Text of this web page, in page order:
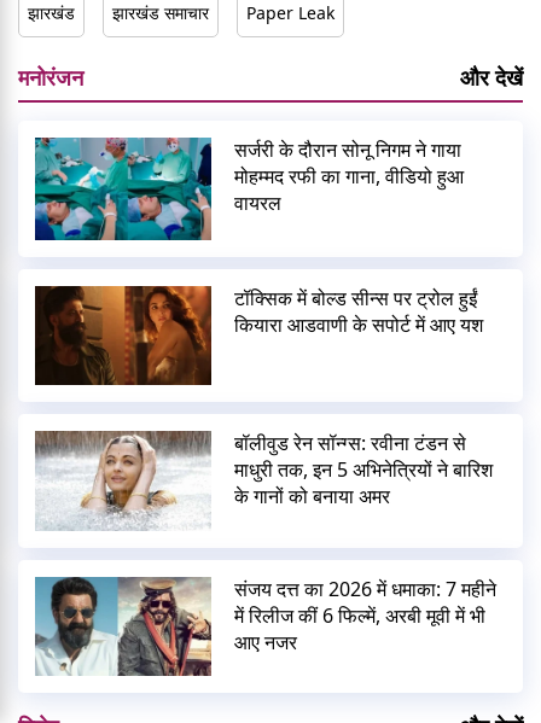
झारखंड झारखंड समाचार Paper Leak
मनोरंजन और देखें
सर्जरी के दौरान सोनू निगम ने गाया
मोहम्मद रफी का गाना, वीडियो हुआ
वायरल
टॉक्सिक में बोल्ड सीन्स पर ट्रोल हुईं
कियारा आडवाणी के सपोर्ट में आए यश
बॉलीवुड रेन सॉन्ग्स: रवीना टंडन से
माधुरी तक, इन 5 अभिनेत्रियों ने बारिश
के गानों को बनाया अमर
संजय दत्त का 2026 में धमाका: 7 महीने
में रिलीज कीं 6 फिल्में, अरबी मूवी में भी
आए नजर